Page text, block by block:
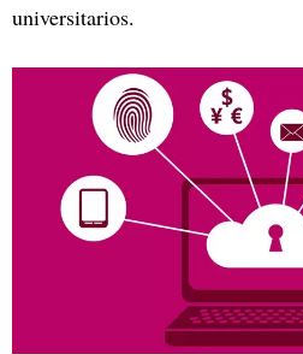
universitarios.